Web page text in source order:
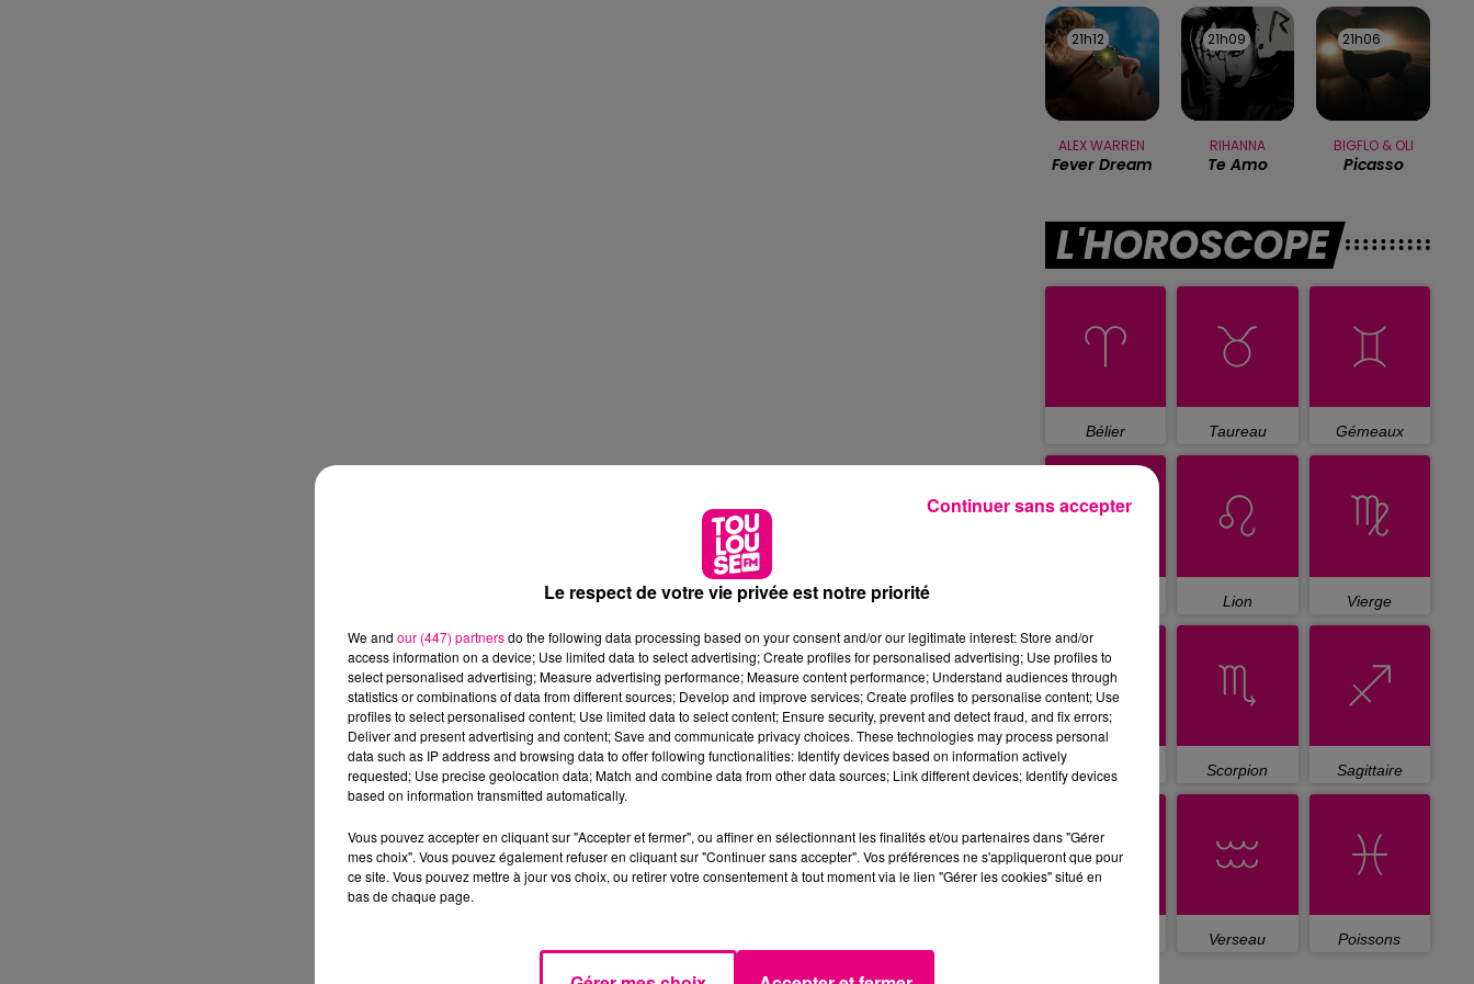
21h12
21h12
ALEX WARREN
Fever Dream
21h09
21h09
RIHANNA
Te Amo
21h06
21h06
BIGFLO & OLI
Picasso
L'HOROSCOPE
Bélier Taureau Gémeaux
Lion Vierge
Balance Scorpion Sagittaire
Verseau Poissons
Le respect de votre vie privée est notre priorité
We and our (447) partnersdo the following data processing based on your consent and/or our legitimate interest: Store and/or
access information on a device; Use limited data to select advertising; Create profiles for personalised advertising; Use profiles to
select personalised advertising; Measure advertising performance; Measure content performance; Understand audiences through
statistics or combinations of data from different sources; Develop and improve services; Create profiles to personalise content; Use
profiles to select personalised content; Use limited data to select content; Ensure security, prevent and detect fraud, and fix errors;
Deliver and present advertising and content; Save and communicate privacy choices. These technologies may process personal
data such as IP address and browsing data to offer following functionalities: Identify devices based on information actively
requested; Use precise geolocation data; Match and combine data from other data sources; Link different devices; Identify devices
based on information transmitted automatically.
Vous pouvez accepter en cliquant sur "Accepter et fermer", ou affiner en sélectionnant les finalités et/ou partenaires dans "Gérer
mes choix". Vous pouvez également refuser en cliquant sur "Continuer sans accepter". Vos préférences ne s'appliqueront que pour
ce site. Vous pouvez mettre à jour vos choix, ou retirer votre consentement à tout moment via le lien "Gérer les cookies" situé en
bas de chaque page.
Continuer sans accepter